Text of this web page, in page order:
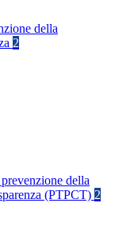
della
2
della
(PTPCT) 2